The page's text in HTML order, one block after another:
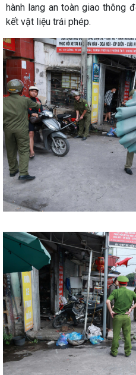
hành lang an toàn giao thông
kết vật liệu trái phép.